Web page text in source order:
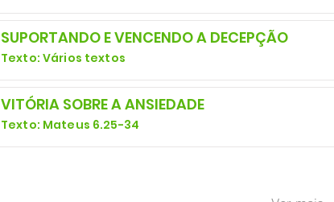
SUPORTANDO E VENCENDO A DECEPÇÃO
Texto: Vários textos
VITÓRIA SOBRE A ANSIEDADE
Texto: Mateus 6.25-34